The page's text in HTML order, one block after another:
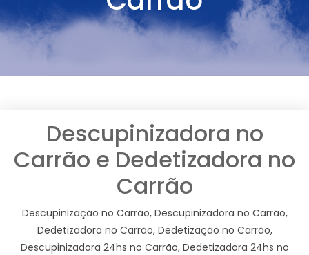
Descupinizadora no
Carrão e Dedetizadora no
Carrão
Descupinização no Carrão, Descupinizadora no Carrão,
Dedetizadora no Carrão, Dedetização no Carrão,
Descupinizadora 24hs no Carrão, Dedetizadora 24hs no